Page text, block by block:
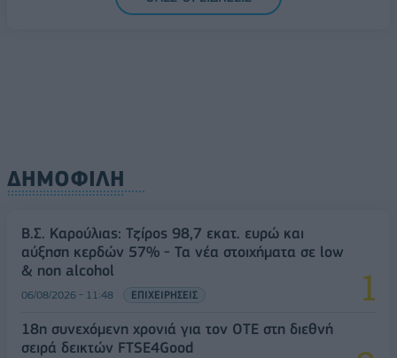
ΔΗΜΟΦΙΛΗ
Β.Σ. Καρούλιας: Τζίρος 98,7 εκατ. ευρώ και
αύξηση κερδών 57% - Τα νέα στοιχήματα σε low
& non alcohol
06/08/2026 - 11:48 ΕΠΙΧΕΙΡΗΣΕΙΣ
18η συνεχόμενη χρονιά για τον ΟΤΕ στη διεθνή
σειρά δεικτών FTSE4Good